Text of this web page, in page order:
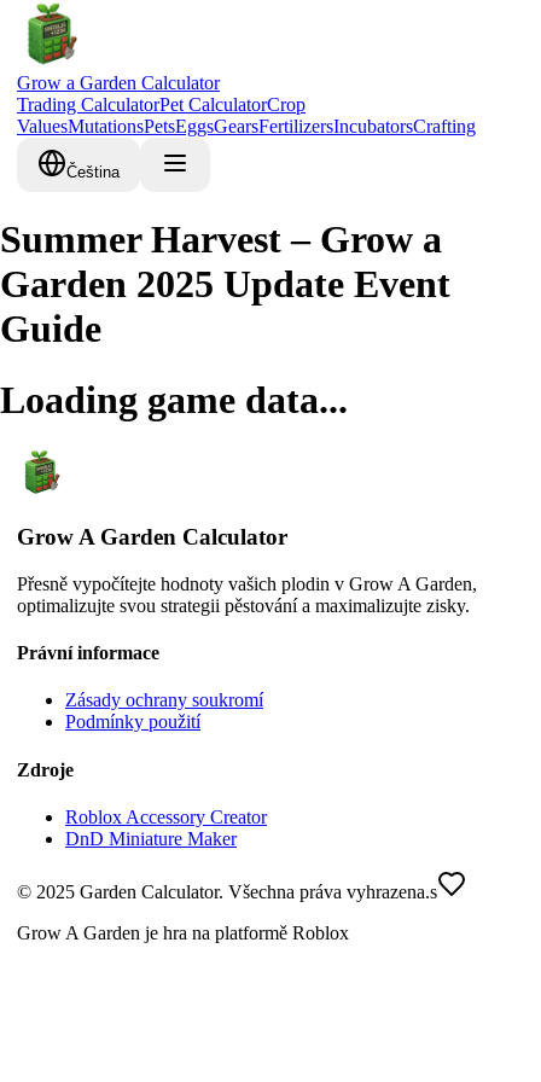
Grow a Garden Calculator
Trading CalculatorPet CalculatorCrop
ValuesMutationsPetsEggsGearsFertilizersIncubatorsCrafting
Čeština
Summer Harvest – Grow a
Garden 2025 Update Event
Guide
Loading game data...
Grow A Garden Calculator
Přesně vypočítejte hodnoty vašich plodin v Grow A Garden,
optimalizujte svou strategii pěstování a maximalizujte zisky.
Právní informace
Zásady ochrany soukromí
Podmínky použití
Zdroje
Roblox Accessory Creator
DnD Miniature Maker
© 2025 Garden Calculator. Všechna práva vyhrazena.s
Grow A Garden je hra na platformě Roblox